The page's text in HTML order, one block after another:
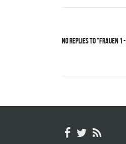
No Replies to "Frauen